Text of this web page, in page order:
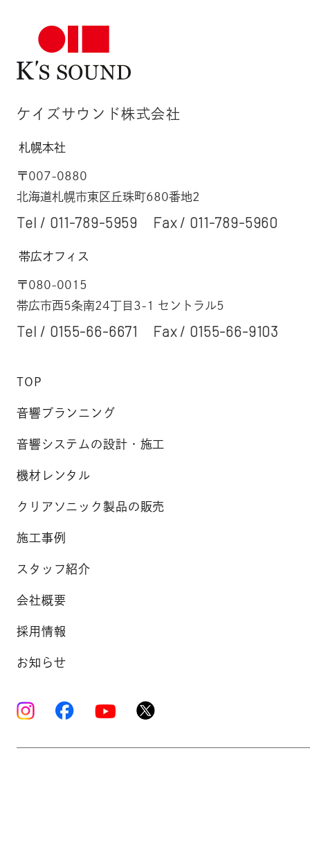
ケイズサウンド株式会社
札幌本社
〒007-0880
北海道札幌市東区丘珠町680番地2
Tel / 011-789-5959 Fax / 011-789-5960
帯広オフィス
〒080-0015
帯広市西5条南24丁目3-1 セントラル5
Tel / 0155-66-6671 Fax / 0155-66-9103
TOP
音響プランニング
音響システムの設計・施工
機材レンタル
クリアソニック製品の販売
施工事例
スタッフ紹介
会社概要
採用情報
お知らせ